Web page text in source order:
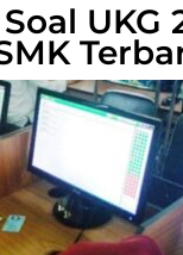
UKG